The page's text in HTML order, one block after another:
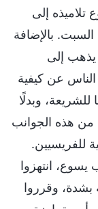
تلاميذه إلى
بالإضافة
يذهب إلى
عن كيفية
وبدلًا
من هذه الجوانب
للفريسيين.
يسوع، انتهزوا
بشدة، وقرروا